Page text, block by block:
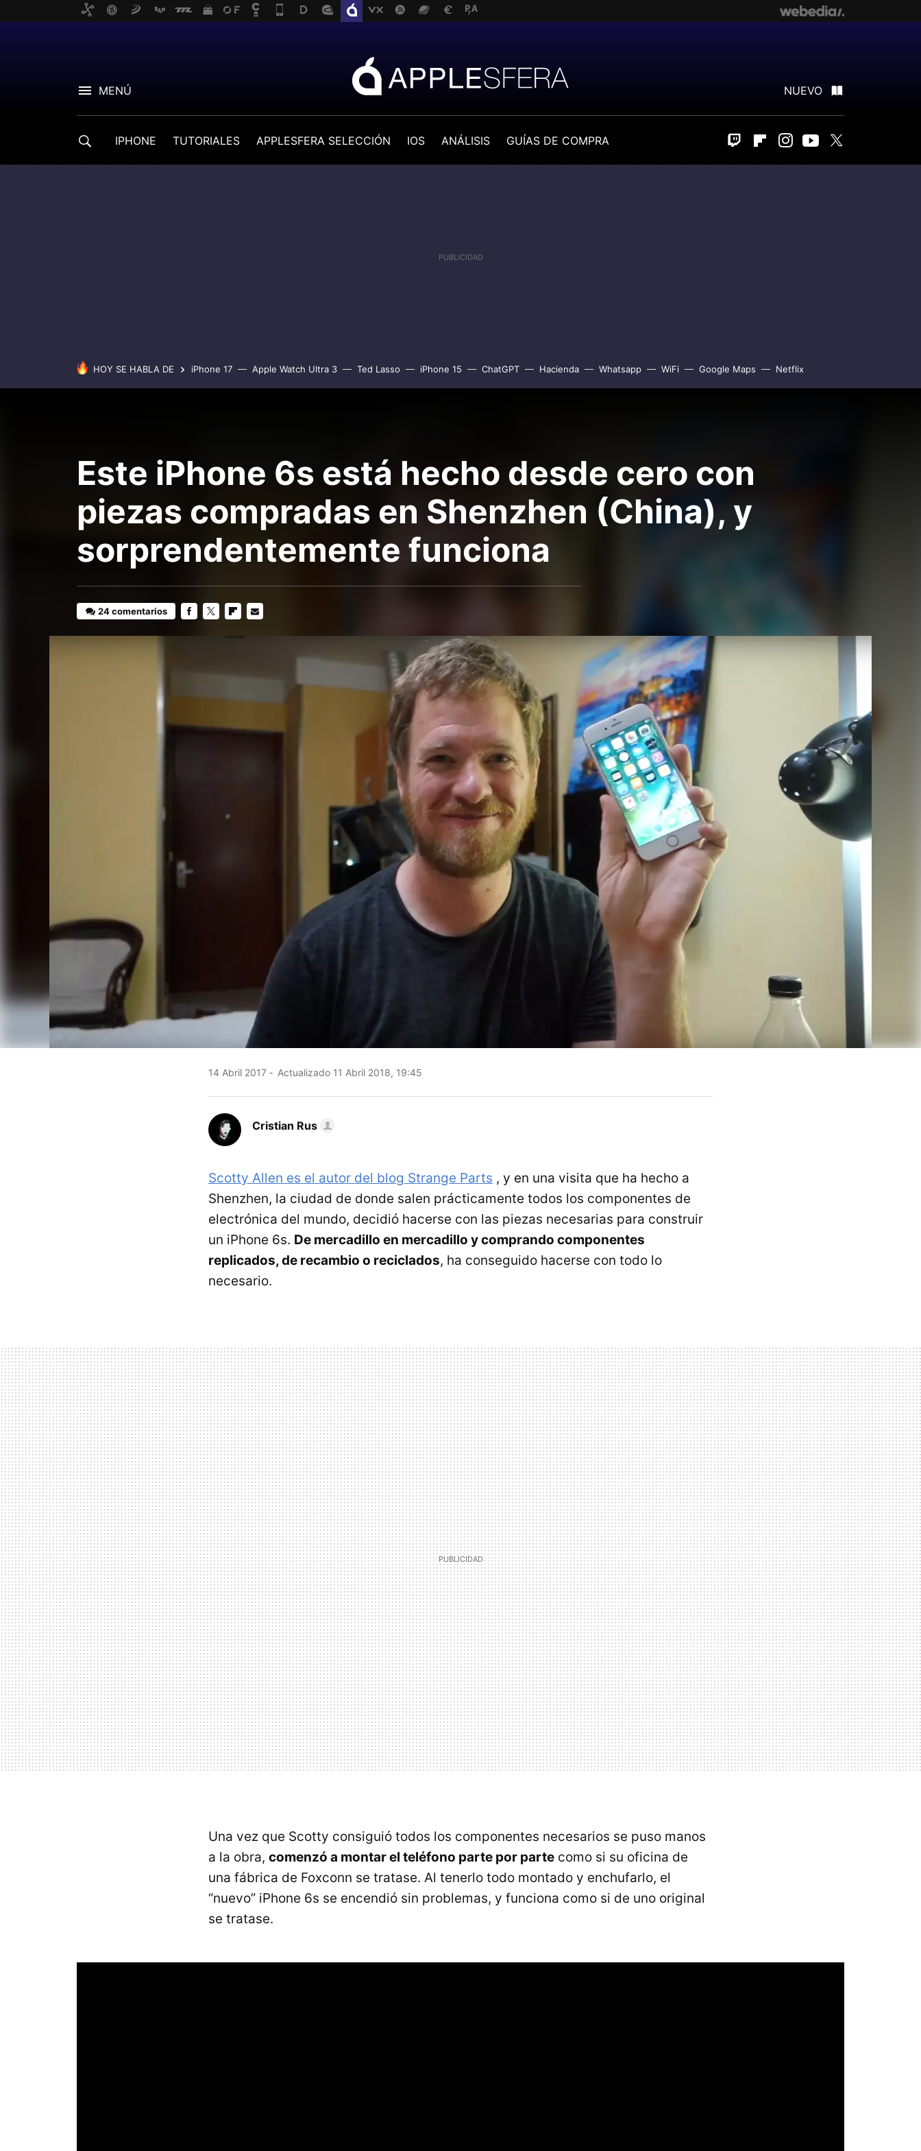
MENÚ NUEVO
IPHONE TUTORIALES APPLESFERA SELECCIÓN IOS ANÁLISIS GUÍAS DE COMPRA Twitch FlipboardInstagram
Youtube
HOY SE HABLA DE iPhone 17 Apple Watch Ultra 3 Ted Lasso iPhone 15 ChatGPT Hacienda Whatsapp WiFi Google Maps Netflix
Este iPhone 6s está hecho desde cero con
piezas compradas en Shenzhen (China), y
sorprendentemente funciona
24 comentarios
14 Abril 2017 Actualizado 11 Abril 2018, 19:45
Cristian Rus
Scotty Allen es el autor del blog Strange Parts , y en una visita que ha hecho a
Shenzhen, la ciudad de donde salen prácticamente todos los componentes de
electrónica del mundo, decidió hacerse con las piezas necesarias para construir
un iPhone 6s. De mercadillo en mercadillo y comprando componentes
replicados, de recambio o reciclados, ha conseguido hacerse con todo lo
necesario.
Una vez que Scotty consiguió todos los componentes necesarios se puso manos
a la obra, comenzó a montar el teléfono parte por parte como si su oficina de
una fábrica de Foxconn se tratase. Al tenerlo todo montado y enchufarlo, el
“nuevo” iPhone 6s se encendió sin problemas, y funciona como si de uno original
se tratase.